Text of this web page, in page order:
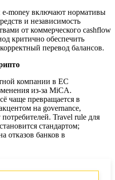
e-money включают нормативы
и независимость
от коммерческого cashflow
критично обеспечить
перевод балансов.
компании в ЕС
из-за MiCA.
чаще превращается в
на governance,
Travel rule для
стандартом;
отказов банков в